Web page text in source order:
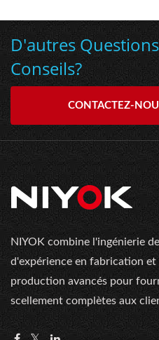
D'autres
Conseils?
CONTACTEZ-
NIYOK combine l'ingénierie
d'expérience en fabrication et
production avancés pour
scellement complètes aux